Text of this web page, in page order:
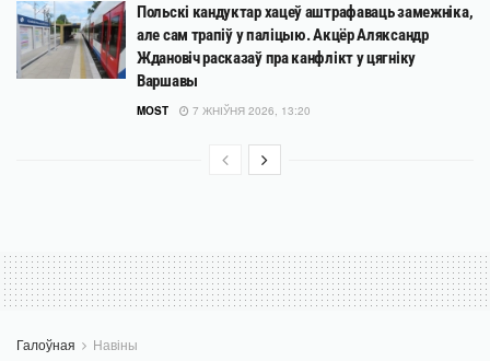
Польскі кандуктар хацеў аштрафаваць замежніка,
але сам трапіў у паліцыю. Акцёр Аляксандр
Ждановіч расказаў пра канфлікт у цягніку
Варшавы
MOST 7 ЖНІЎНЯ 2026, 13:20
Галоўная Навіны